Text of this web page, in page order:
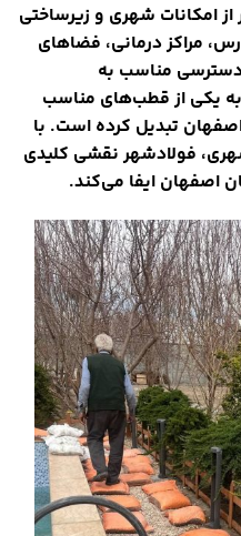
امکانات شهری و زیرساختی
مراکز درمانی، فضاهای
دسترسی مناسب به
به یکی از قطب‌های مناسب
تبدیل کرده است. با
فولادشهر نقشی کلیدی
اصفهان ایفا می‌کند.